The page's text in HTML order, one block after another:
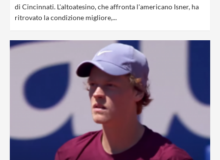
di Cincinnati. L'altoatesino, che affronta l'americano Isner, ha
ritrovato la condizione migliore,...